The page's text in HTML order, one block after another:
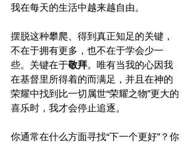
我在每天的生活中越来越自由。
摆脱这种攀爬、得到真正知足的关键，
不在于拥有更多，也不在于学会少一
些。关键在于敬拜。唯有当我的心因我
在基督里所得着的而满足，并且在神的
荣耀中找到比一切属世“荣耀之物”更大的
喜乐时，我才会停止追逐。
你通常在什么方面寻找“下一个更好”？你